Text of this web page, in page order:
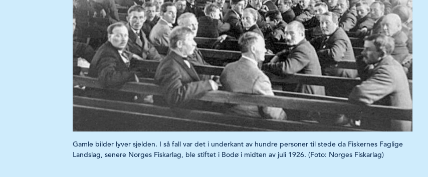
Gamle bilder lyver sjelden. I så fall var det i underkant av hundre personer til stede da Fiskernes Faglige
Landslag, senere Norges Fiskarlag, ble stiftet i Bodø i midten av juli 1926. (Foto: Norges Fiskarlag)